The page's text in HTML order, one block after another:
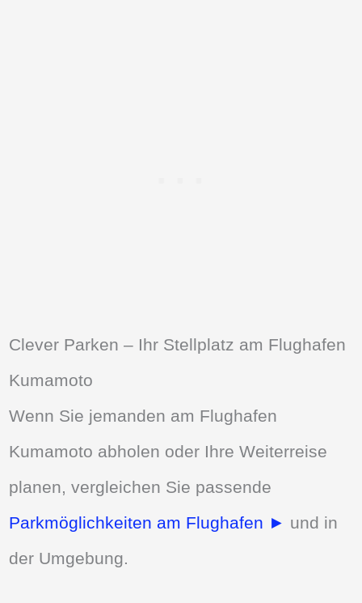
Clever Parken – Ihr Stellplatz am Flughafen
Kumamoto
Wenn Sie jemanden am Flughafen
Kumamoto abholen oder Ihre Weiterreise
planen, vergleichen Sie passende
Parkmöglichkeiten am Flughafen ► und in
der Umgebung.